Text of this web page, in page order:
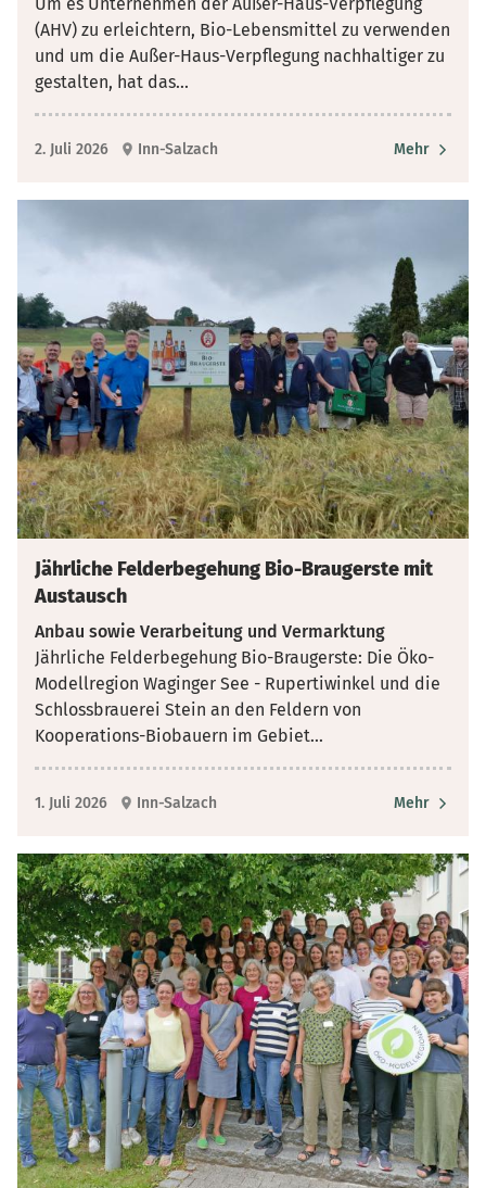
(AHV) zu erleichtern, Bio-Lebensmittel zu verwenden
und um die Außer-Haus-Verpflegung nachhaltiger zu
gestalten, hat das...
2. Juli 2026 Inn-Salzach Mehr
Jährliche Felderbegehung Bio-Braugerste mit
Austausch
Anbau sowie Verarbeitung und Vermarktung
Jährliche Felderbegehung Bio-Braugerste: Die Öko-
Modellregion Waginger See - Rupertiwinkel und die
Schlossbrauerei Stein an den Feldern von
Kooperations-Biobauern im Gebiet...
1. Juli 2026 Inn-Salzach Mehr